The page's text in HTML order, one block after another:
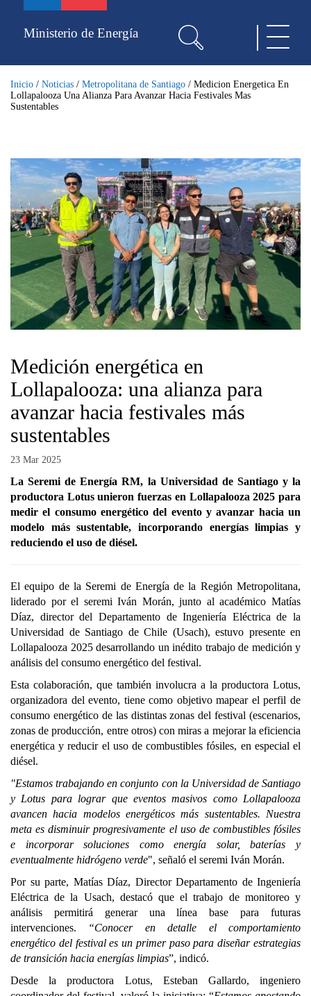
contenidoMinisterio de Energía
Inicio / Noticias / Metropolitana de Santiago / Medicion Energetica En
Lollapalooza Una Alianza Para Avanzar Hacia Festivales Mas
Sustentables
Medición energética en
Lollapalooza: una alianza para
avanzar hacia festivales más
sustentables
23 Mar 2025
La Seremi de Energía RM, la Universidad de Santiago y la
productora Lotus unieron fuerzas en Lollapalooza 2025 para
medir el consumo energético del evento y avanzar hacia un
modelo más sustentable, incorporando energías limpias y
reduciendo el uso de diésel.
El equipo de la Seremi de Energía de la Región Metropolitana,
liderado por el seremi Iván Morán, junto al académico Matías
Díaz, director del Departamento de Ingeniería Eléctrica de la
Universidad de Santiago de Chile (Usach), estuvo presente en
Lollapalooza 2025 desarrollando un inédito trabajo de medición y
análisis del consumo energético del festival.
Esta colaboración, que también involucra a la productora Lotus,
organizadora del evento, tiene como objetivo mapear el perfil de
consumo energético de las distintas zonas del festival (escenarios,
zonas de producción, entre otros) con miras a mejorar la eficiencia
energética y reducir el uso de combustibles fósiles, en especial el
diésel.
"Estamos trabajando en conjunto con la Universidad de Santiago
y Lotus para lograr que eventos masivos como Lollapalooza
avancen hacia modelos energéticos más sustentables. Nuestra
meta es disminuir progresivamente el uso de combustibles fósiles
e incorporar soluciones como energía solar, baterías y
eventualmente hidrógeno verde", señaló el seremi Iván Morán.
Por su parte, Matías Díaz, Director Departamento de Ingeniería
Eléctrica de la Usach, destacó que el trabajo de monitoreo y
análisis permitirá generar una línea base para futuras
intervenciones. “Conocer en detalle el comportamiento
energético del festival es un primer paso para diseñar estrategias
de transición hacia energías limpias”, indicó.
Desde la productora Lotus, Esteban Gallardo, ingeniero